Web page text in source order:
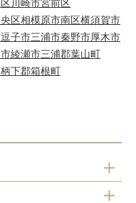
川崎市宮前区
区相模原市南区横須賀市
逗子市三浦市秦野市厚木市
綾瀬市三浦郡葉山町
柄下郡箱根町